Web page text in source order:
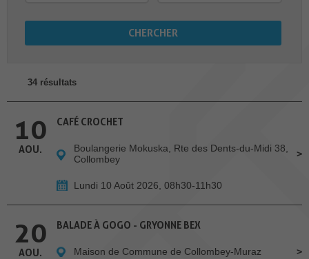
34 résultats
10
AOU.
CAFÉ CROCHET
Boulangerie Mokuska, Rte des Dents-du-Midi 38,
Collombey
Lundi 10 Août 2026, 08h30-11h30
20
AOU.
BALADE À GOGO - GRYONNE BEX
Maison de Commune de Collombey-Muraz